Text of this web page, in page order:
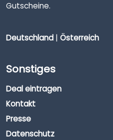
Gutscheine.
Deutschland | Österreich
Sonstiges
Deal eintragen
Kontakt
Presse
Datenschutz